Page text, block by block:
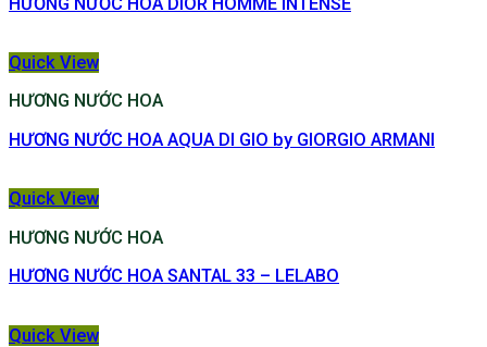
Quick View
HƯƠNG NƯỚC HOA
HƯƠNG NƯỚC HOA AQUA DI GIO by GIORGIO ARMANI
Quick View
HƯƠNG NƯỚC HOA
HƯƠNG NƯỚC HOA SANTAL 33 – LELABO
Quick View